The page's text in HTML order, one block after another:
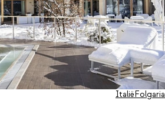
ItaliëFolgaria